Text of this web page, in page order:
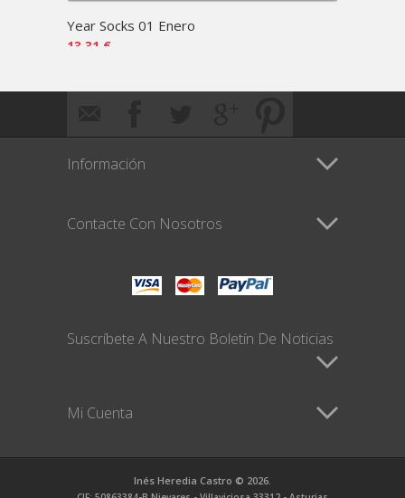
Year Socks 01 Enero
13,31 €
Información
Contacte Con Nosotros
Suscríbete A Nuestro Boletín De Noticias
Mi Cuenta
Inés Heredia Castro © 2026.